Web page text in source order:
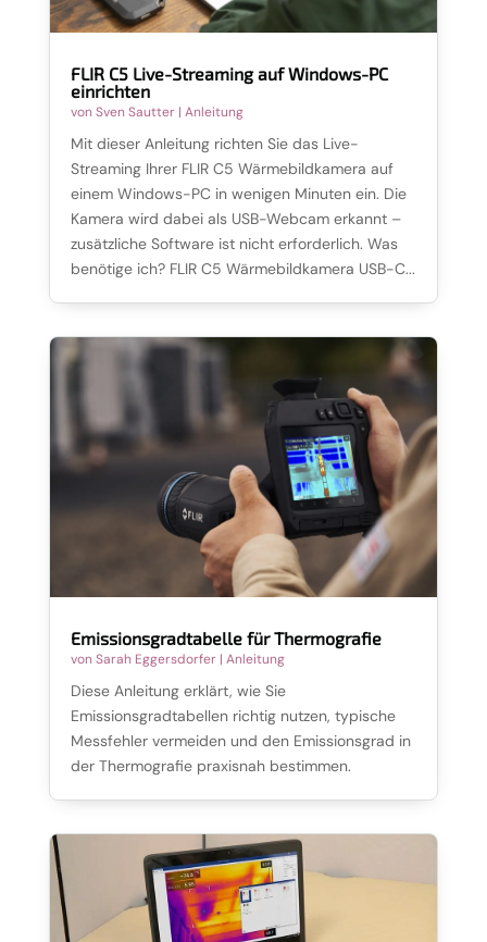
FLIR C5 Live-Streaming auf Windows-PC
einrichten
von Sven Sautter| Anleitung
Mit dieser Anleitung richten Sie das Live-
Streaming Ihrer FLIR C5 Wärmebildkamera auf
einem Windows-PC in wenigen Minuten ein. Die
Kamera wird dabei als USB-Webcam erkannt –
zusätzliche Software ist nicht erforderlich. Was
benötige ich? FLIR C5 Wärmebildkamera USB-C...
Emissionsgradtabelle für Thermografie
von Sarah Eggersdorfer| Anleitung
Diese Anleitung erklärt, wie Sie
Emissionsgradtabellen richtig nutzen, typische
Messfehler vermeiden und den Emissionsgrad in
der Thermografie praxisnah bestimmen.